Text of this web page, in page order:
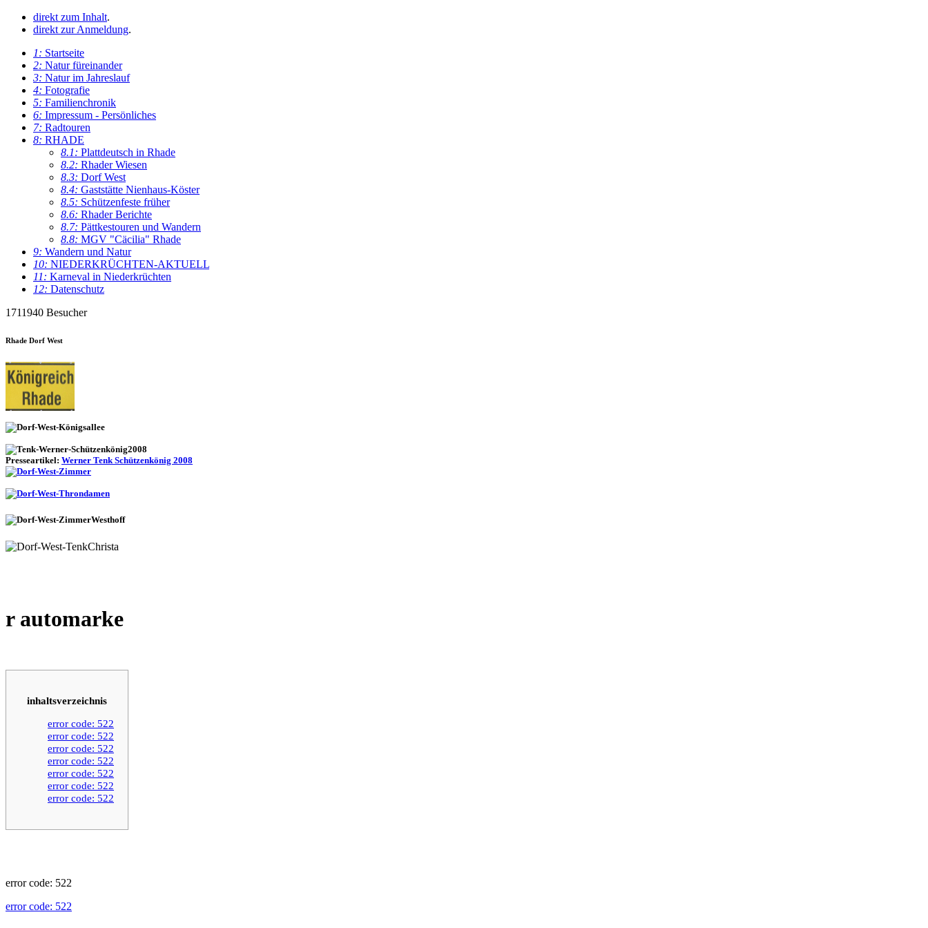
direkt zum Inhalt.
direkt zur Anmeldung.
1: Startseite
2: Natur füreinander
3: Natur im Jahreslauf
4: Fotografie
5: Familienchronik
6: Impressum - Persönliches
7: Radtouren
8: RHADE
8.1: Plattdeutsch in Rhade
8.2: Rhader Wiesen
8.3: Dorf West
8.4: Gaststätte Nienhaus-Köster
8.5: Schützenfeste früher
8.6: Rhader Berichte
8.7: Pättkestouren und Wandern
8.8: MGV "Cäcilia" Rhade
9: Wandern und Natur
10: NIEDERKRÜCHTEN-AKTUELL
11: Karneval in Niederkrüchten
12: Datenschutz
1711940 Besucher
Rhade Dorf West
Presseartikel: Werner Tenk Schützenkönig 2008
r automarke
inhaltsverzeichnis
error code: 522
error code: 522
error code: 522
error code: 522
error code: 522
error code: 522
error code: 522
error code: 522
error code: 522